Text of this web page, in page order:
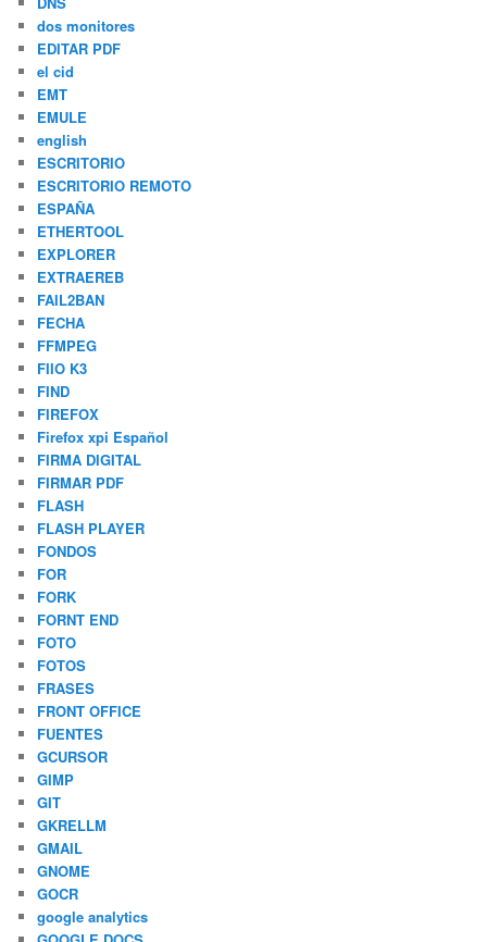
dos monitores
EDITAR PDF
el cid
EMT
EMULE
english
ESCRITORIO
ESCRITORIO REMOTO
ESPAÑA
ETHERTOOL
EXPLORER
EXTRAEREB
FAIL2BAN
FECHA
FFMPEG
FIIO K3
FIND
FIREFOX
Firefox xpi Español
FIRMA DIGITAL
FIRMAR PDF
FLASH
FLASH PLAYER
FONDOS
FOR
FORK
FORNT END
FOTO
FOTOS
FRASES
FRONT OFFICE
FUENTES
GCURSOR
GIMP
GIT
GKRELLM
GMAIL
GNOME
GOCR
google analytics